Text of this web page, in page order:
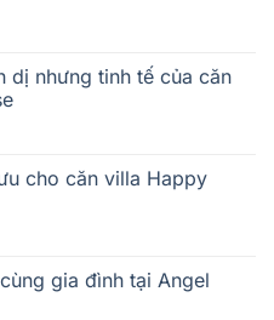
dị nhưng tinh tế của căn
cho căn villa Happy
gia đình tại Angel